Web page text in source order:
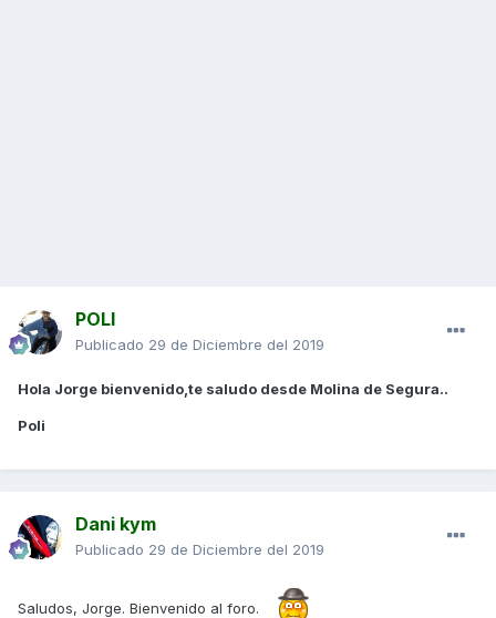
POLI
Publicado 29 de Diciembre del 2019
Hola Jorge bienvenido,te saludo desde Molina de Segura..
Poli
Dani kym
Publicado 29 de Diciembre del 2019
Saludos, Jorge. Bienvenido al foro.